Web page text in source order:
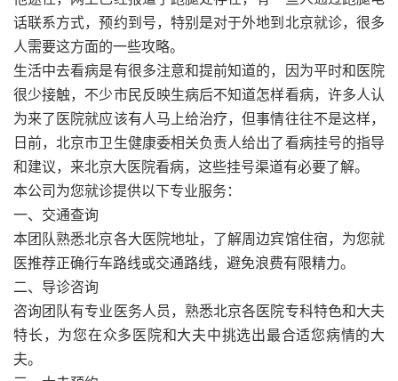
话联系方式，预约到号，特别是对于外地到北京就诊，很多
人需要这方面的一些攻略。
生活中去看病是有很多注意和提前知道的，因为平时和医院
很少接触，不少市民反映生病后不知道怎样看病，许多人认
为来了医院就应该有人马上给治疗，但事情往往不是这样，
日前，北京市卫生健康委相关负责人给出了看病挂号的指导
和建议，来北京大医院看病，这些挂号渠道有必要了解。
本公司为您就诊提供以下专业服务：
一、交通查询
本团队熟悉北京各大医院地址，了解周边宾馆住宿，为您就
医推荐正确行车路线或交通路线，避免浪费有限精力。
二、导诊咨询
咨询团队有专业医务人员，熟悉北京各医院专科特色和大夫
特长，为您在众多医院和大夫中挑选出最合适您病情的大
夫。